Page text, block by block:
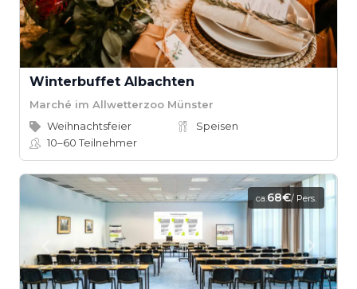
Winterbuffet Albachten
Marché im Allwetterzoo Münster
Weihnachtsfeier
Speisen
10–60Teilnehmer
ca.68€/ Pers.